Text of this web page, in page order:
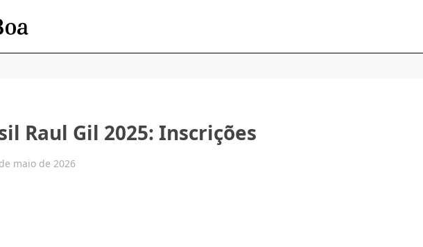
Raul Gil 2025: Inscrições
maio de 2026